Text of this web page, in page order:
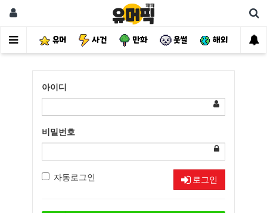
유머 사건 만화 웃썰 해외 핫
아이디
비밀번호
자동로그인 로그인